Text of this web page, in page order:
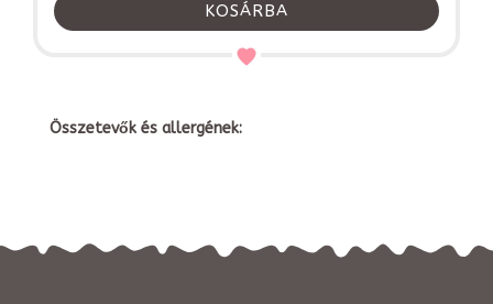
KOSÁRBA
Összetevők és allergének: